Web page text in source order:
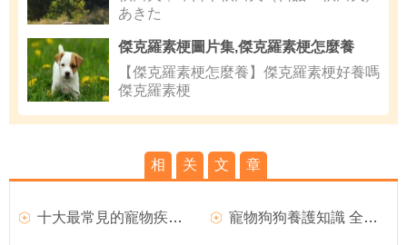
あきた
傑克羅素梗圖片集,傑克羅素梗怎麼養
【傑克羅素梗怎麼養】傑克羅素梗好養嗎
傑克羅素梗
相 关 文 章
十大最常見的寵物疾病及如何預防和方法 寵物狗狗養護知識 全方面養護透析